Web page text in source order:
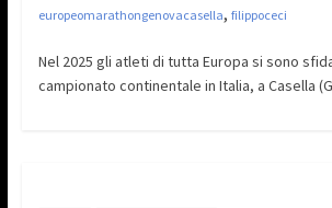
europeomarathongenovacasella, filippoceci
Nel 2025 gli atleti di tutta Europa si sono
campionato continentale in Italia, a Casella